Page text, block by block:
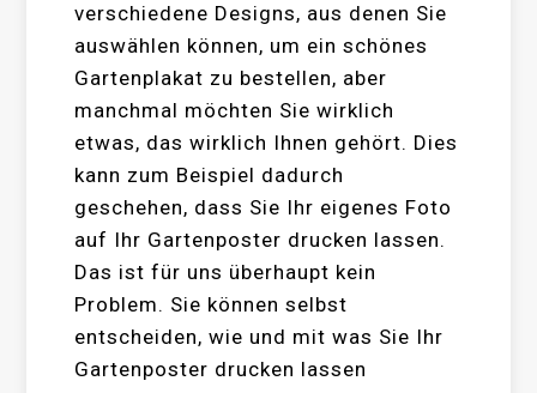
verschiedene Designs, aus denen Sie
auswählen können, um ein schönes
Gartenplakat zu bestellen, aber
manchmal möchten Sie wirklich
etwas, das wirklich Ihnen gehört. Dies
kann zum Beispiel dadurch
geschehen, dass Sie Ihr eigenes Foto
auf Ihr Gartenposter drucken lassen.
Das ist für uns überhaupt kein
Problem. Sie können selbst
entscheiden, wie und mit was Sie Ihr
Gartenposter drucken lassen